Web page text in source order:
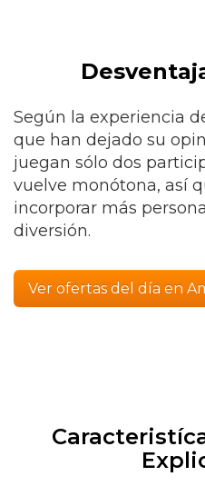
Según la experiencia
que han dejado su
juegan sólo dos
vuelve monótona, así
incorporar más
diversión.
Ver ofertas del día en